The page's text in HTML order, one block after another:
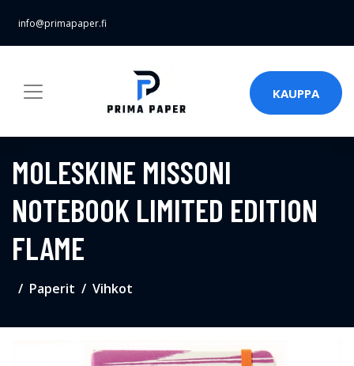
info@primapaper.fi
KAUPPA
MOLESKINE MISSONI
NOTEBOOK LIMITED EDITION
FLAME
Paperit Vihkot